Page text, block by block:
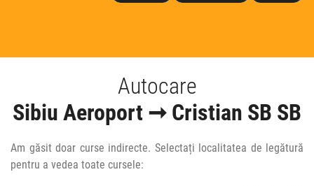
Autocare
Sibiu Aeroport ➞ Cristian SB SB
Am găsit doar curse indirecte. Selectați localitatea de legătură
pentru a vedea toate cursele: